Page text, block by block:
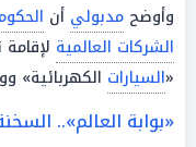
وأوضح مدبولي أن
الشركات العالمية
«السيارات الكهربائية»
«بوابة العالم»..